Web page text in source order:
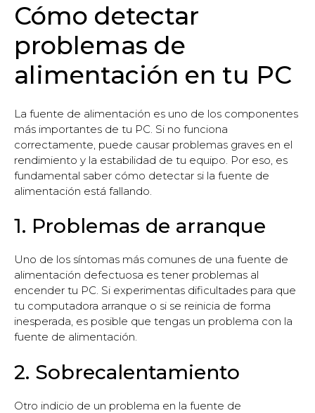
Cómo detectar
problemas de
alimentación en tu PC
La fuente de alimentación es uno de los componentes
más importantes de tu PC. Si no funciona
correctamente, puede causar problemas graves en el
rendimiento y la estabilidad de tu equipo. Por eso, es
fundamental saber cómo detectar si la fuente de
alimentación está fallando.
1. Problemas de arranque
Uno de los síntomas más comunes de una fuente de
alimentación defectuosa es tener problemas al
encender tu PC. Si experimentas dificultades para que
tu computadora arranque o si se reinicia de forma
inesperada, es posible que tengas un problema con la
fuente de alimentación.
2. Sobrecalentamiento
Otro indicio de un problema en la fuente de